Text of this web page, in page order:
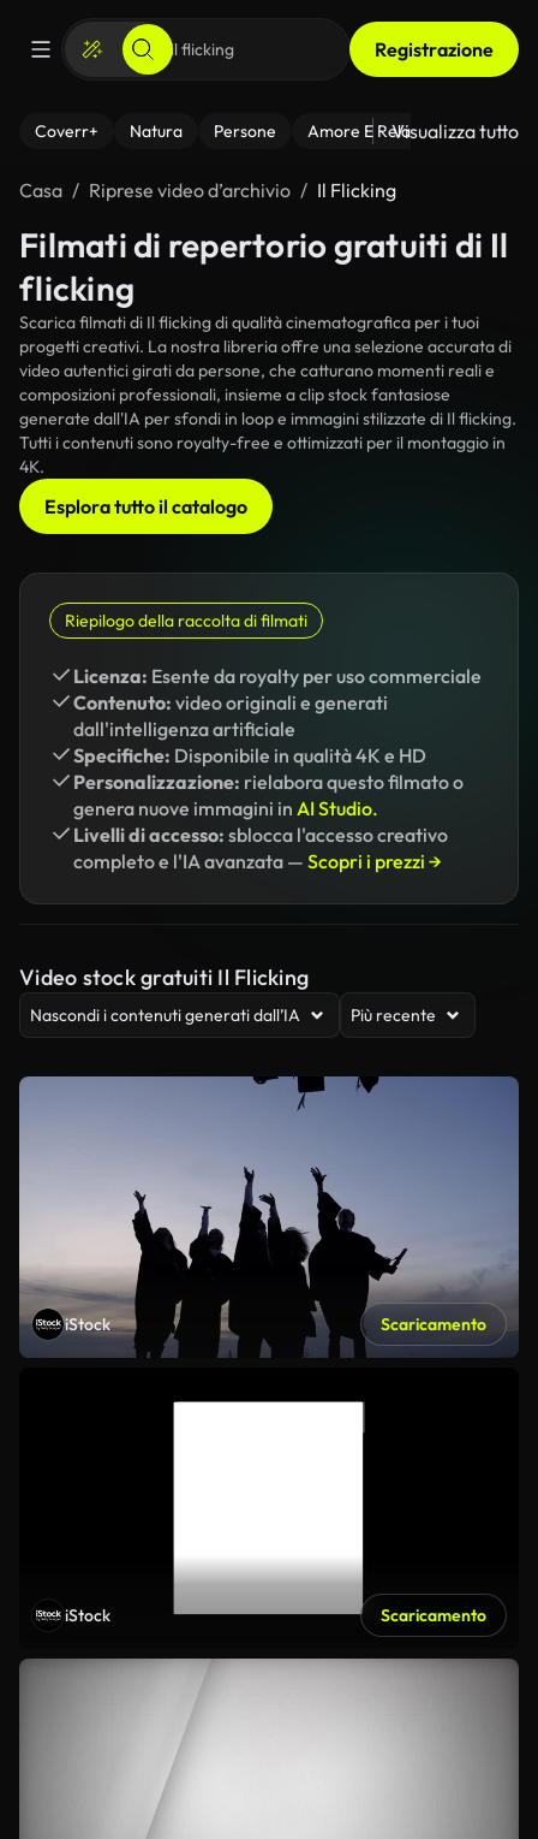
Registrazione
Coverr+ Natura Persone Amore E Relazioni Il
Visualizza tutto
Casa Riprese video d’archivio Il Flicking
Filmati di repertorio gratuiti di Il
flicking
Scarica filmati di Il flicking di qualità cinematografica per i tuoi
progetti creativi. La nostra libreria offre una selezione accurata di
video autentici girati da persone, che catturano momenti reali e
composizioni professionali, insieme a clip stock fantasiose
generate dall'IA per sfondi in loop e immagini stilizzate di Il flicking.
Tutti i contenuti sono royalty-free e ottimizzati per il montaggio in
4K.
Esplora tutto il catalogo
Riepilogo della raccolta di filmati
Licenza: Esente da royalty per uso commerciale
Contenuto: video originali e generati
dall'intelligenza artificiale
Specifiche: Disponibile in qualità 4K e HD
Personalizzazione: rielabora questo filmato o
genera nuove immagini in AI Studio.
Livelli di accesso: sblocca l'accesso creativo
completo e l'IA avanzata — Scopri i prezzi →
Video stock gratuiti Il Flicking
Nascondi i contenuti generati dall’IA Più recente
iStock Scaricamento
iStock Scaricamento